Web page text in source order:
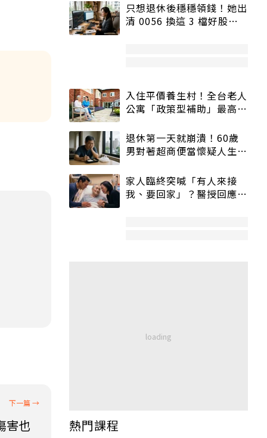
害也
只想退休後穩穩領錢！她出
清 0056 換這 3 檔好股：
入住平價養生村！全台老人
公寓「政策型補助」最高打
退休第一天就崩潰！60歲
男對著超商便當懷疑人生
家人臨終突喊「有人來接
我、要回家」？醫授回應方
熱門課程